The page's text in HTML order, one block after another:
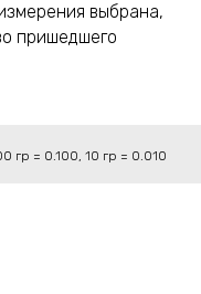
выбрана,
пришедшего
гр = 0.100, 10 гр = 0.010